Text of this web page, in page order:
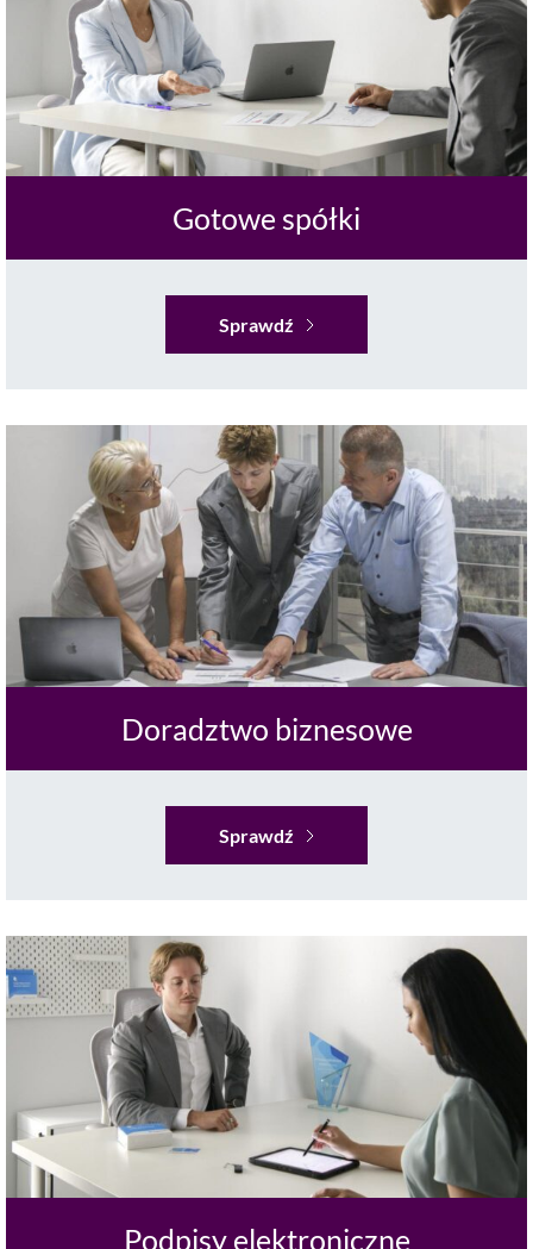
Gotowe spółki
Sprawdź
Doradztwo biznesowe
Sprawdź
Podpisy elektroniczne